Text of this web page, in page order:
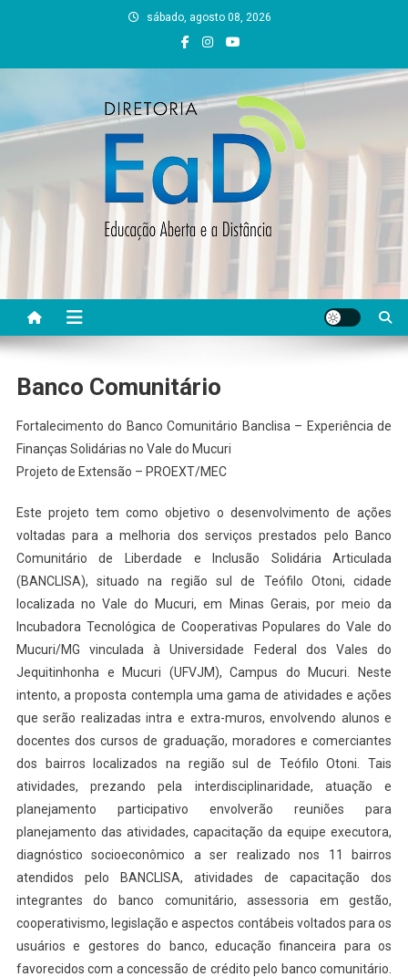
sábado, agosto 08, 2026
DEAD UFVJM
Banco Comunitário
Fortalecimento do Banco Comunitário Banclisa – Experiência de
Finanças Solidárias no Vale do Mucuri
Projeto de Extensão – PROEXT/MEC
Este projeto tem como objetivo o desenvolvimento de ações
voltadas para a melhoria dos serviços prestados pelo Banco
Comunitário de Liberdade e Inclusão Solidária Articulada
(BANCLISA), situado na região sul de Teófilo Otoni, cidade
localizada no Vale do Mucuri, em Minas Gerais, por meio da
Incubadora Tecnológica de Cooperativas Populares do Vale do
Mucuri/MG vinculada à Universidade Federal dos Vales do
Jequitinhonha e Mucuri (UFVJM), Campus do Mucuri. Neste
intento, a proposta contempla uma gama de atividades e ações
que serão realizadas intra e extra-muros, envolvendo alunos e
docentes dos cursos de graduação, moradores e comerciantes
dos bairros localizados na região sul de Teófilo Otoni. Tais
atividades, prezando pela interdisciplinaridade, atuação e
planejamento participativo envolverão reuniões para
planejamento das atividades, capacitação da equipe executora,
diagnóstico socioeconômico a ser realizado nos 11 bairros
atendidos pelo BANCLISA, atividades de capacitação dos
integrantes do banco comunitário, assessoria em gestão,
cooperativismo, legislação e aspectos contábeis voltados para os
usuários e gestores do banco, educação financeira para os
favorecidos com a concessão de crédito pelo banco comunitário.